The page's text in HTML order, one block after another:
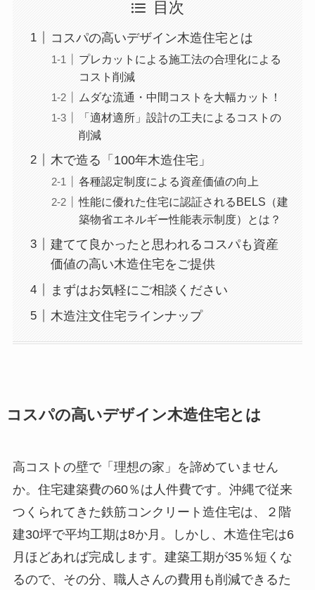
目次
コスパの高いデザイン木造住宅とは
プレカットによる施工法の合理化による
コスト削減
ムダな流通・中間コストを大幅カット！
「適材適所」設計の工夫によるコストの
削減
木で造る「100年木造住宅」
各種認定制度による資産価値の向上
性能に優れた住宅に認証されるBELS（建
築物省エネルギー性能表示制度）とは？
建てて良かったと思われるコスパも資産
価値の高い木造住宅をご提供
まずはお気軽にご相談ください
木造注文住宅ラインナップ
コスパの高いデザイン木造住宅とは
高コストの壁で「理想の家」を諦めていません
か。住宅建築費の60％は人件費です。沖縄で従来
つくられてきた鉄筋コンクリート造住宅は、２階
建30坪で平均工期は8か月。しかし、木造住宅は6
月ほどあれば完成します。建築工期が35％短くな
るので、その分、職人さんの費用も削減できるた